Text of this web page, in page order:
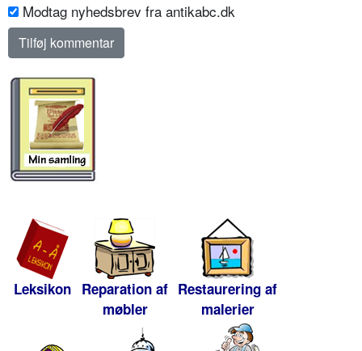
Modtag nyhedsbrev fra antikabc.dk
Leksikon Reparation af
møbler
Restaurering af
malerier